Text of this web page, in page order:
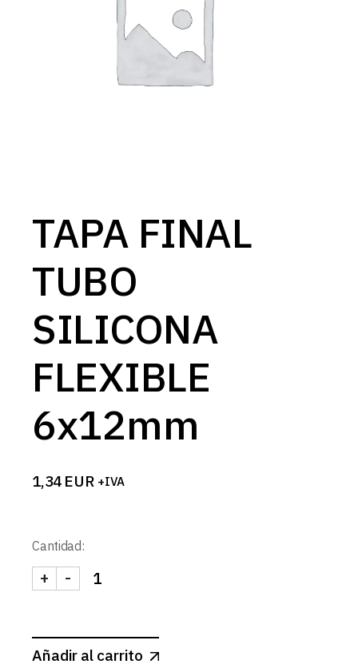
TAPA FINAL
TUBO
SILICONA
FLEXIBLE
6x12mm
1,34 EUR +IVA
Cantidad:
TAPA FINAL TUBO SILICONA FLEXIBLE 6x12mm
-
+
Añadir al carrito